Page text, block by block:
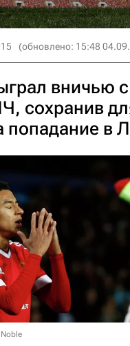
(обновлено: 15:48
вничью
сохранив
попадание в